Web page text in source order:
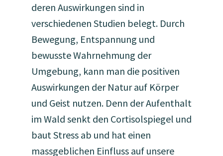
deren Auswirkungen sind in
verschiedenen Studien belegt. Durch
Bewegung, Entspannung und
bewusste Wahrnehmung der
Umgebung, kann man die positiven
Auswirkungen der Natur auf Körper
und Geist nutzen. Denn der Aufenthalt
im Wald senkt den Cortisolspiegel und
baut Stress ab und hat einen
massgeblichen Einfluss auf unsere